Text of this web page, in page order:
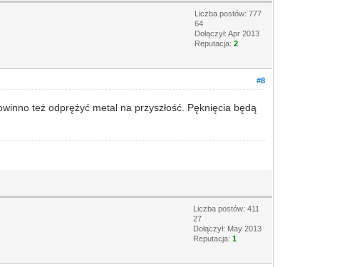
Liczba postów: 777
64
Dołączył: Apr 2013
Reputacja:2
#8
też odprężyć metal na przyszłość. Pęknięcia będą
Liczba postów: 411
27
Dołączył: May 2013
Reputacja:1